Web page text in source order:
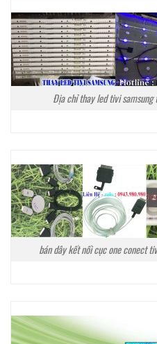
Địa chỉ thay led tivi samsung
bán dây kết nối cục one conect